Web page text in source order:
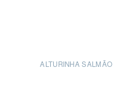
ALTURINHA SALMÃO